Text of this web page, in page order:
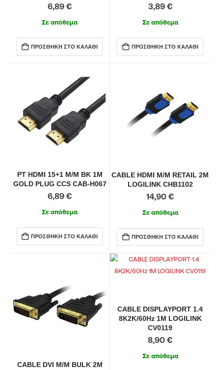
6,89 €
Σε απόθεμα
ΠΡΟΣΘΉΚΗ ΣΤΟ ΚΑΛΆΘΙ
3,89 €
Σε απόθεμα
ΠΡΟΣΘΉΚΗ ΣΤΟ ΚΑΛΆΘΙ
PT HDMI 15+1 M/M BK 1M
GOLD PLUG CCS CAB-H067
6,89 €
Σε απόθεμα
ΠΡΟΣΘΉΚΗ ΣΤΟ ΚΑΛΆΘΙ
CABLE HDMI M/M RETAIL 2M
LOGILINK CHB1102
14,90 €
Σε απόθεμα
ΠΡΟΣΘΉΚΗ ΣΤΟ ΚΑΛΆΘΙ
CABLE DVI M/M BULK 2M
CABLE DISPLAYPORT 1.4
8K2K/60Hz 1M LOGILINK
CV0119
8,90 €
Σε απόθεμα